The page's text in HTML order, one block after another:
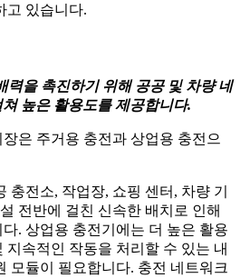
고 있습니다.
력을 촉진하기 위해 공공 및 차량 네
높은 활용도를 제공합니다.
은 주거용 충전과 상업용 충전으
충전소, 작업장, 쇼핑 센터, 차량 기
전반에 걸친 신속한 배치로 인해
. 상업용 충전기에는 더 높은 활용
지속적인 작동을 처리할 수 있는 내
모듈이 필요합니다. 충전 네트워크